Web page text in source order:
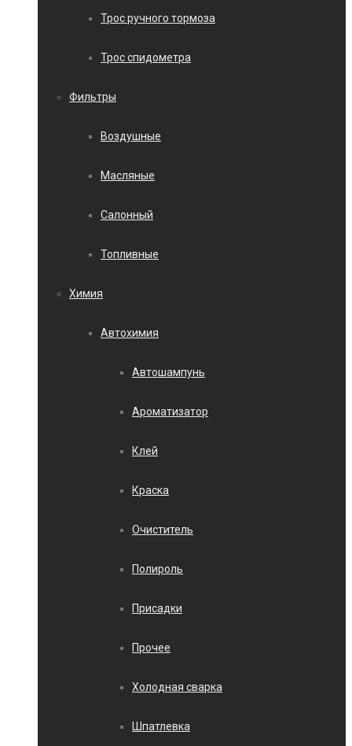
Трос ручного тормоза
Трос спидометра
Фильтры
Воздушные
Масляные
Салонный
Топливные
Химия
Автохимия
Автошампунь
Ароматизатор
Клей
Краска
Очиститель
Полироль
Присадки
Прочее
Холодная сварка
Шпатлевка